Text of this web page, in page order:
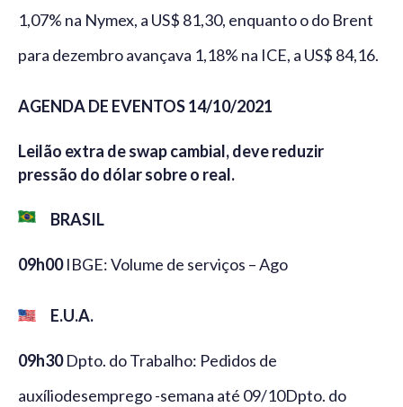
1,07% na Nymex, a US$ 81,30, enquanto o do Brent
para dezembro avançava 1,18% na ICE, a US$ 84,16.
AGENDA DE EVENTOS 14/10/2021
Leilão extra de swap cambial, deve reduzir
pressão do dólar sobre o real.
BRASIL
09h00IBGE: Volume de serviços – Ago
E.U.A.
09h30Dpto. do Trabalho: Pedidos de
auxíliodesemprego -semana até 09/10Dpto. do